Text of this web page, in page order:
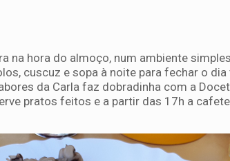
na hora do almoço, num ambiente
cuscuz e sopa à noite para fechar o
da Carla faz dobradinha com a
pratos feitos e a partir das 17h a